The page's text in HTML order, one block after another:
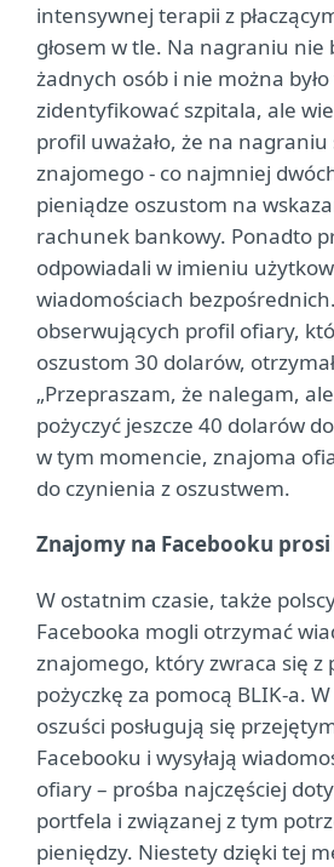
intensywnej terapii z
głosem w tle. Na nagraniu nie
żadnych osób i nie można
zidentyfikować szpitala, ale
profil uważało, że na nagraniu
znajomego - co najmniej
pieniądze oszustom na
rachunek bankowy. Ponadto
odpowiadali w imieniu
wiadomościach
obserwujących profil ofiary,
oszustom 30 dolarów,
„Przepraszam, że nalegam,
pożyczyć jeszcze 40 dolarów
w tym momencie, znajoma
do czynienia z oszustwem.
Znajomy na Facebooku prosi
W ostatnim czasie, także
Facebooka mogli otrzymać
znajomego, który zwraca się z
pożyczkę za pomocą BLIK-a.
oszuści posługują się
Facebooku i wysyłają
ofiary – prośba najczęściej
portfela i związanej z tym
pieniędzy. Niestety dzięki tej